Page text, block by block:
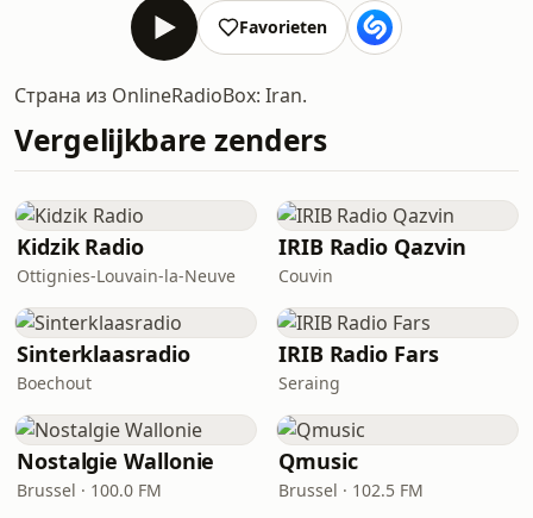
Favorieten
Страна из OnlineRadioBox: Iran.
Vergelijkbare zenders
Kidzik Radio
Ottignies-Louvain-la-Neuve
IRIB Radio Qazvin
Couvin
Sinterklaasradio
Boechout
IRIB Radio Fars
Seraing
Nostalgie Wallonie
Brussel · 100.0 FM
Qmusic
Brussel · 102.5 FM